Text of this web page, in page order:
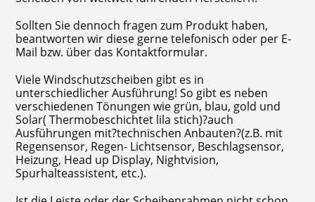
Sollten Sie dennoch fragen zum Produkt haben,
beantworten wir diese gerne telefonisch oder per E-
Mail bzw. über das Kontaktformular.
Viele Windschutzscheiben gibt es in
unterschiedlicher Ausführung! So gibt es neben
verschiedenen Tönungen wie grün, blau, gold und
Solar( Thermobeschichtet lila stich)?auch
Ausführungen mit?technischen Anbauten?(z.B. mit
Regensensor, Regen- Lichtsensor, Beschlagsensor,
Heizung, Head up Display, Nightvision,
Spurhalteassistent, etc.).